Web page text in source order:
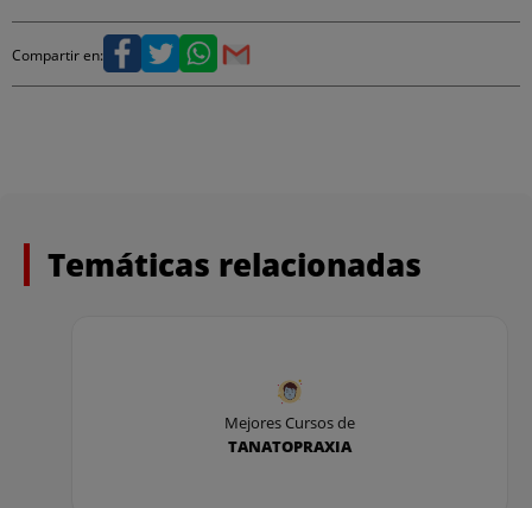
Compartir en:
Temáticas relacionadas
Mejores Cursos de
TANATOPRAXIA